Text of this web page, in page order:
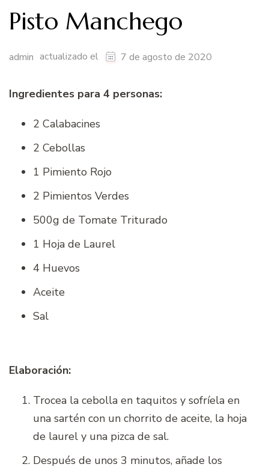
Pisto Manchego
admin actualizado el 7 de agosto de 2020
Ingredientes para 4 personas:
2 Calabacines
2 Cebollas
1 Pimiento Rojo
2 Pimientos Verdes
500g de Tomate Triturado
1 Hoja de Laurel
4 Huevos
Aceite
Sal
Elaboración:
Trocea la cebolla en taquitos y sofríela en
una sartén con un chorrito de aceite, la hoja
de laurel y una pizca de sal.
Después de unos 3 minutos, añade los